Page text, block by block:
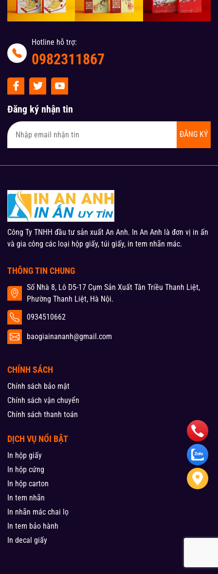
Hotline hỗ trợ:
0982311867
Đăng ký nhận tin
ĐĂNG KÝ
Công Ty TNHH đầu tư sản xuất An Anh. In An Anh là đơn vị in ấn
và gia công các loại hộp giấy, túi giấy, in tem nhãn mác.
THÔNG TIN CHUNG
Số Nhà 8, Lô D5-17 Cụm Sản Xuất Tân Triều Thanh Liệt,
Phường Thanh Liệt, Hà Nội.
0934510662
baogiainananh@gmail.com
CHÍNH SÁCH
Chính sách bảo mật
Chính sách vận chuyển
Chính sách thanh toán
DỊCH VỤ NỔI BẬT
In hộp giấy
In hộp cứng
In hộp carton
In tem nhãn
In nhãn mác chai lọ
In tem bảo hành
In decal giấy